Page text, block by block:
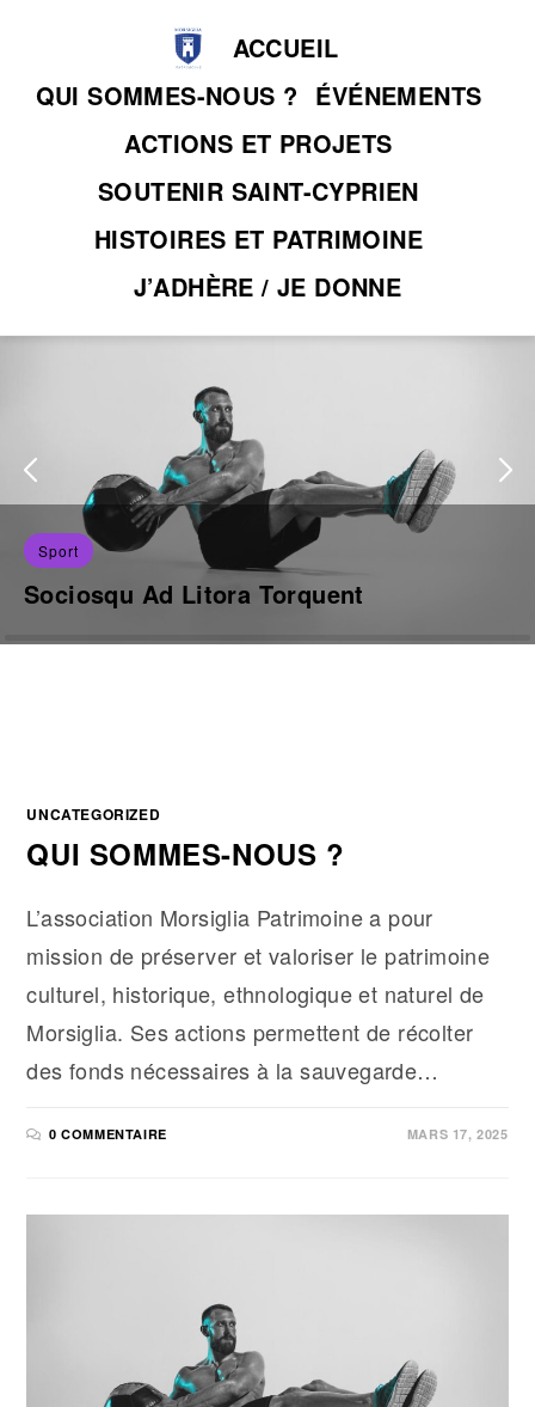
ACCUEIL
QUI SOMMES-NOUS ? ÉVÉNEMENTS
ACTIONS ET PROJETS
SOUTENIR SAINT-CYPRIEN
HISTOIRES ET PATRIMOINE
J’ADHÈRE / JE DONNE
Sport
Sociosqu Ad Litora Torquent
Lorem ipsum dolor sit amet, consectetur
UNCATEGORIZED
QUI SOMMES-NOUS ?
L’association Morsiglia Patrimoine a pour
mission de préserver et valoriser le patrimoine
culturel, historique, ethnologique et naturel de
Morsiglia. Ses actions permettent de récolter
des fonds nécessaires à la sauvegarde…
0 COMMENTAIRE MARS 17, 2025